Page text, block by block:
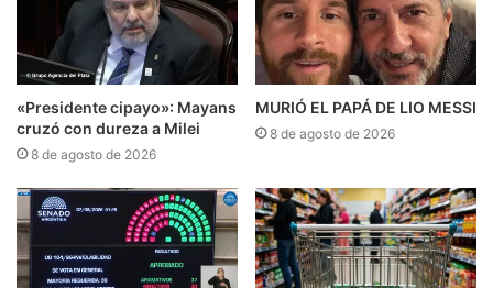
«Presidente cipayo»: Mayans
cruzó con dureza a Milei
8 de agosto de 2026
MURIÓ EL PAPÁ DE LIO MESSI
8 de agosto de 2026